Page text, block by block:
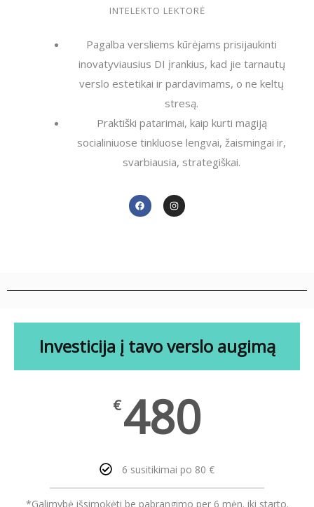
INTELEKTO LEKTORĖ
Pagalba versliems kūrėjams prisijaukinti
inovatyviausius DI įrankius, kad jie tarnautų
verslo estetikai ir pardavimams, o ne keltų
stresą.
Praktiški patarimai, kaip kurti magiją
socialiniuose tinkluose lengvai, žaismingai ir,
svarbiausia, strategiškai.
a
c
e
n
s
t
Investicija į tavo verslo augimą
€480
6 susitikimai po 80 €
*Galimybė išsimokėti be pabrangimo per 6 mėn. iki starto.